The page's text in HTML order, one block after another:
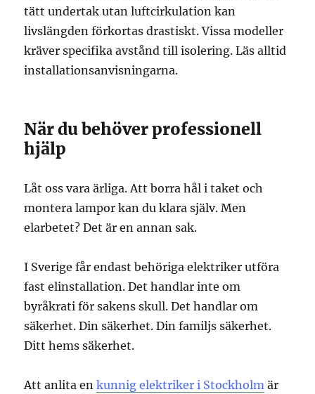
tätt undertak utan luftcirkulation kan
livslängden förkortas drastiskt. Vissa modeller
kräver specifika avstånd till isolering. Läs alltid
installationsanvisningarna.
När du behöver professionell
hjälp
Låt oss vara ärliga. Att borra hål i taket och
montera lampor kan du klara själv. Men
elarbetet? Det är en annan sak.
I Sverige får endast behöriga elektriker utföra
fast elinstallation. Det handlar inte om
byråkrati för sakens skull. Det handlar om
säkerhet. Din säkerhet. Din familjs säkerhet.
Ditt hems säkerhet.
Att anlita enkunnig elektriker i Stockholm är